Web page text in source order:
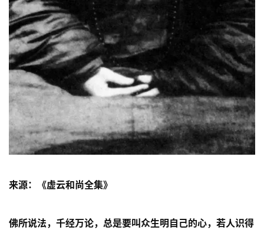
来源：《虚云和尚全集》
佛所说法，千经万论，总是要叫众生明自己的心，若人识得